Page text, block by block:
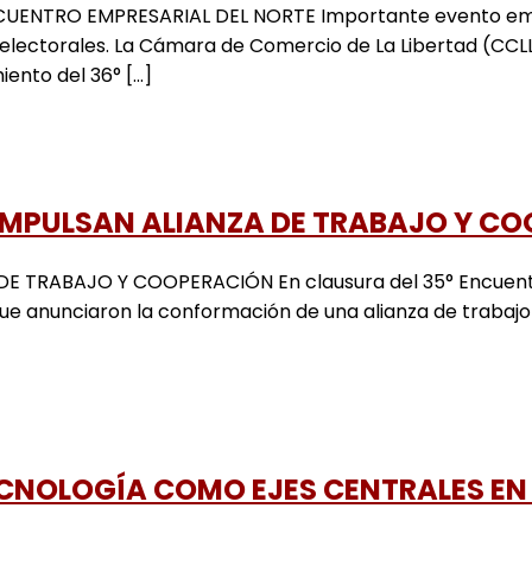
EMPRESARIAL DEL NORTE Importante
La Cámara de Comercio de La Libertad
del 36° [...]
ALIANZA DE TRABAJO Y
DE TRABAJO Y COOPERACIÓN En clausura del 35°
anunciaron la conformación de una alianza de
COMO EJES CENTRALES